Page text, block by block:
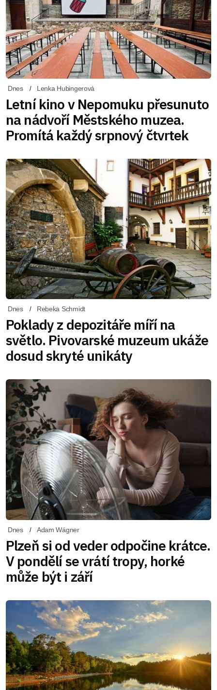
Dnes Lenka Hubingerová
Letní kino v Nepomuku přesunuto
na nádvoří Městského muzea.
Promítá každý srpnový čtvrtek
Dnes Rebeka Schmidt
Poklady z depozitáře míří na
světlo. Pivovarské muzeum ukáže
dosud skryté unikáty
Dnes Adam Wágner
Plzeň si od veder odpočine krátce.
V pondělí se vrátí tropy, horké
může být i září